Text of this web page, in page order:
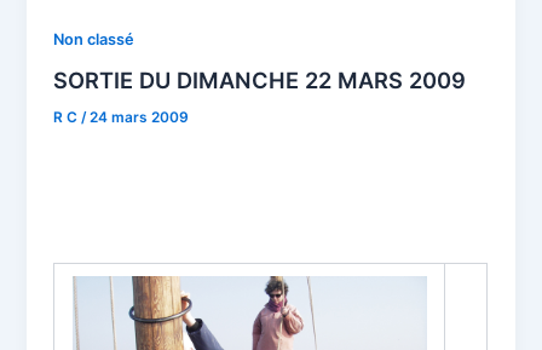
Non classé
SORTIE DU DIMANCHE 22 MARS 2009
R C/24 mars 2009